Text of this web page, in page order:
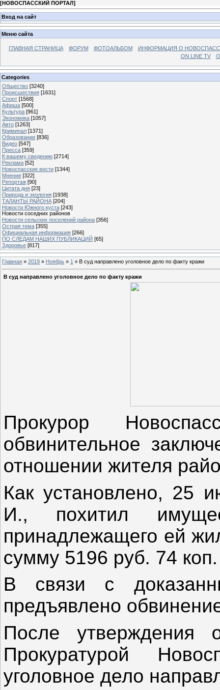
[НОВОСПАССКИЙ ПОРТАЛ]
Вход на сайт
Меню сайта
ГЛАВНАЯ СТРАНИЦА ФОРУМ ФОТОАЛЬБОМ
ИНФОРМАЦИЯ О
ON LINE TV
Categories
Общество [3240]
Происшествия [1631]
Спорт [1568]
Афиша [500]
Культура [961]
Экономика [1057]
Авто [1263]
Криминал [1371]
Образование [836]
Видео [547]
Пресса [359]
К вашему сведению [2714]
Реклама [52]
Новоспасские вести [1344]
Мнение [322]
Репортаж [90]
Цитата дня [23]
Природа и экология [1938]
ТАЛАНТЫ РАЙОНА [204]
Новости Южного куста [243]
Новости соседних районов
Новости сельских поселений района [356]
Острая тема [355]
Официальная информация [266]
ПО СЛЕДАМ НАШИХ ПУБЛИКАЦИЙ [65]
Здоровье [817]
Главная » 2019 » Ноябрь » 1 » В суд направлено уголовное дело по факту кражи
В суд направлено уголовное дело по факту кражи
Прокурор
обвинительное
отношении жителя
Как установлено, 25
И., похитил
принадлежащего ей
сумму 5196 руб. 74 коп.
В связи с
предъявлено
После утверждения
Прокуратурой
уголовное дело